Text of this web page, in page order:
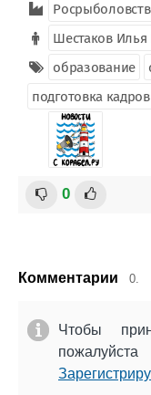
Шестаков Илья
образование
подготовка кадров
0
Комментарии 0.
Чтобы